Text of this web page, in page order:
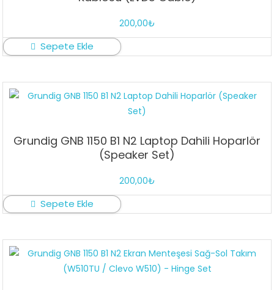
200,00₺
Sepete Ekle
Grundig GNB 1150 B1 N2 Laptop Dahili Hoparlör
(Speaker Set)
200,00₺
Sepete Ekle